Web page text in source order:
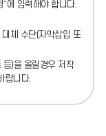
에 입력해야 합니다.
체 수단(자막삽입 또
등)을 올릴경우 저작
랍니다.